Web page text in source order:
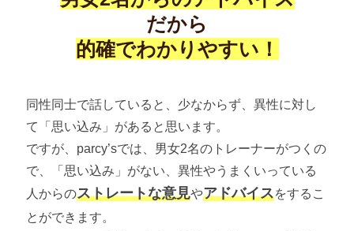
だから
的確でわかりやすい！
同性同士で話していると、少なからず、異性に対し
て「思い込み」があると思います。
ですが、parcy’sでは、男女2名のトレーナーがつくの
で、「思い込み」がない、異性やうまくいっている
人からのストレートな意見やアドバイスをするこ
とができます。